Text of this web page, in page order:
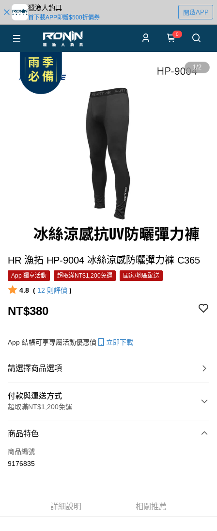
獵漁人釣具
首下載APP即贈$500折價券
開啟APP
0
1/2
HR 漁拓 HP-9004 冰絲涼感防曬彈力褲 C365
App 獨享活動 超取滿NT$1,200免運 國家/地區配送
4.8 ( 12 則評價 )
NT$380
App 結帳可享專屬活動優惠價 立即下載
請選擇商品選項
付款與運送方式
超取滿NT$1,200免運
信用卡一次付款
信用卡分期付款
上海商業儲蓄銀行
台北富邦商業銀行
商品特色
商品編號
9176835
詳細說明 相關推薦